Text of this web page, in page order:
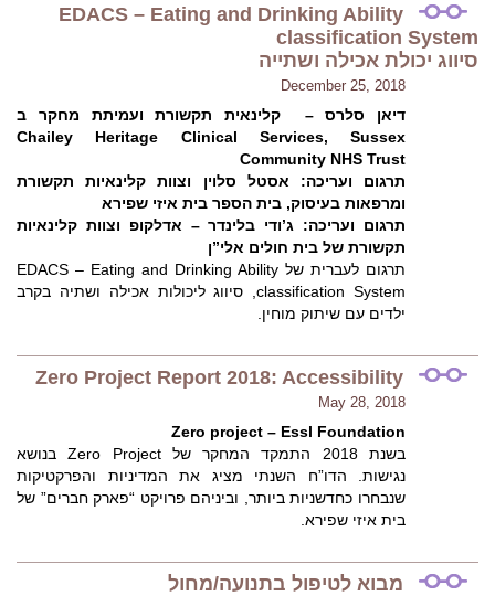
EDACS – Eating and Drinking Ability
classification System
סיווג יכולת אכילה ושתייה
December 25, 2018
דיאן סלרס – קלינאית תקשורת ועמיתת מחקר ב
Chailey Heritage Clinical Services, Sussex
Community NHS Trust
תרגום ועריכה: אסטל סלוין וצוות קלינאיות תקשורת
ומרפאות בעיסוק, בית הספר בית איזי שפירא
תרגום ועריכה: ג’ודי בלינדר – אדלקופ וצוות קלינאיות
תקשורת של בית חולים אלי”ן
תרגום לעברית של EDACS – Eating and Drinking Ability
classification System, סיווג ליכולות אכילה ושתיה בקרב
ילדים עם שיתוק מוחין.
Zero Project Report 2018: Accessibility
May 28, 2018
Zero project – Essl Foundation
בשנת 2018 התמקד המחקר של Zero Project בנושא
נגישות. הדו”ח השנתי מציג את המדיניות והפרקטיקות
שנבחרו כחדשניות ביותר, וביניהם פרויקט “פארק חברים” של
בית איזי שפירא.
מבוא לטיפול בתנועה/מחול